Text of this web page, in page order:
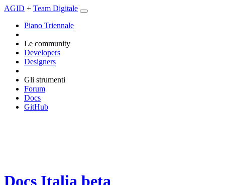
AGID + Team Digitale
Piano Triennale
Le community
Developers
Designers
Gli strumenti
Forum
Docs
GitHub
Docs Italia beta